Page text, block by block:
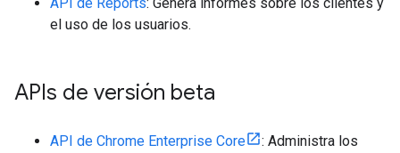
el uso de los usuarios.
APIs de versión beta
API de Chrome Enterprise Core
: Administra los